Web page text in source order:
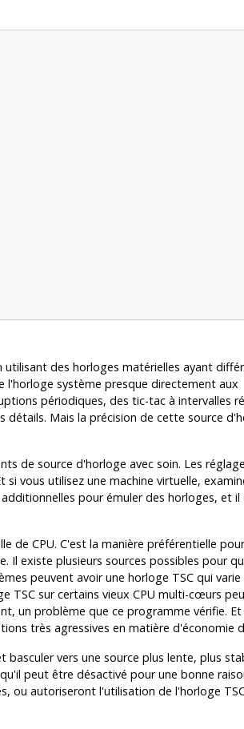
des horloges matérielles ayant
l'horloge système presque directement aux
périodiques, des tic-tac à intervalles
Mais la précision de cette source
de source d'horloge avec soin. Les
vous utilisez une machine virtuelle,
pour émuler des horloges, et il
de CPU. C'est la manière préférentielle
existe plusieurs sources possibles pour
peuvent avoir une horloge TSC qui
TSC sur certains vieux CPU multi-cœurs
un problème que ce programme vérifie.
très agressives en matière d'économie
vers une source plus lente, plus
peut être désactivé pour une bonne
ou autoriseront l'utilisation de l'horloge